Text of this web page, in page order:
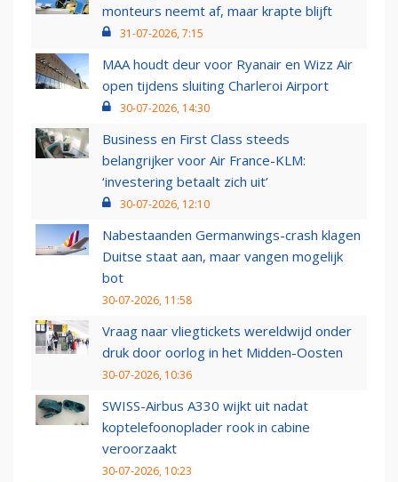
monteurs neemt af, maar krapte blijft
31-07-2026, 7:15
MAA houdt deur voor Ryanair en Wizz Air
open tijdens sluiting Charleroi Airport
30-07-2026, 14:30
Business en First Class steeds
belangrijker voor Air France-KLM:
‘investering betaalt zich uit’
30-07-2026, 12:10
Nabestaanden Germanwings-crash klagen
Duitse staat aan, maar vangen mogelijk
bot
30-07-2026, 11:58
Vraag naar vliegtickets wereldwijd onder
druk door oorlog in het Midden-Oosten
30-07-2026, 10:36
SWISS-Airbus A330 wijkt uit nadat
koptelefoonoplader rook in cabine
veroorzaakt
30-07-2026, 10:23